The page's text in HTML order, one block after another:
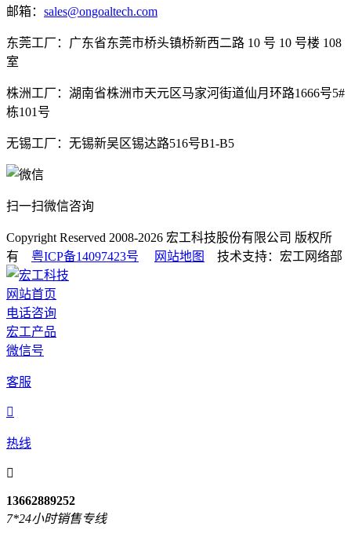
邮箱： sales@ongoaltech.com
东莞工厂：广东省东莞市桥头镇桥新西二路 10 号 10 号楼 108
室
株洲工厂：湖南省株洲市天元区马家河街道仙月环路1666号5#
栋101号
无锡工厂：无锡新吴区锡达路516号B1-B5
扫一扫微信咨询
Copyright Reserved 2008-2026 宏工科技股份有限公司 版权所
有 粤ICP备14097423号 网站地图 技术支持：宏工网络部
网站首页
电话咨询
宏工产品
微信号
客服

热线

13662889252
7*24小时销售专线